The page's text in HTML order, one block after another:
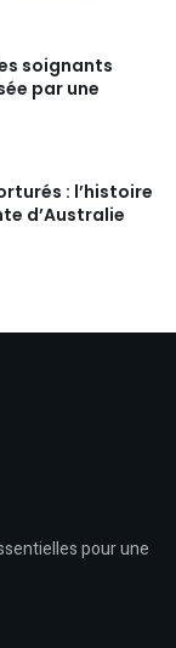
soignants
par une
: l’histoire
d’Australie
pour une